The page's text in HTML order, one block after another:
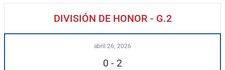
DIVISIÓN DE HONOR - G.2
abril 26, 2026
0 - 2